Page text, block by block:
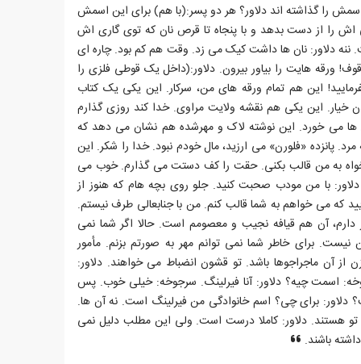
را گذاشته اند دلاور؟ هر دو پسر:(با هم) برای این اسمش
اش را از دست بدهد و با پنجاه تا قرص نان که توی گاری اش
ننه دلاور: نان ها داشت کیک می زد. وقت هم کم بود. چاره ای
ورقه هایت را بیاور بیرون. دلاور:(داخل یک قوطی فلزی را
این هم تمام ورقه های من، سرکار. این یکی یک کتاب
خیار. این یکی هم نقشه ولایت مراوی. خدا کند روزی گذارم
ها می خورد. این نوشته لاک و مهرشده هم نشان می دهد که
پانزده «فلورن» می ارزید، مال خودم نبود. خدا را شکر. این
به من قالب بکنی. حقت را کف دستت می گذارم. خوب می
دلاور: با من مودب صحبت کنید. جلو روی بچه هام که هنوز از
که می خواهم به شما قالب کنم. من با جنابعالی طرف نیستم.
آن هم قیافه نجیب و معصومم است. حالا اگر شما نمی
نیست. برای خاطر شما نمی توانم مهر به صورتم بزنم. مأمور
از آن ماجراجوها باشد. تو قشون انضباط می خواهند. دلاور:
اسمت چیه؟ دلاور: آنا فیرلینگ. سرجوخه: خیلی خوب. پس
دلاور: برای چی؟ اسم خانوادگی من فیرلینگ است. نه آن ها.
هستند. دلاور: کاملا درست است. ولی این مطلب دلیل نمی
باشند.